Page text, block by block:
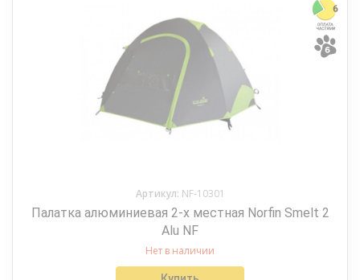
Артикул: NF-10301
Палатка алюминиевая 2-х местная Norfin Smelt 2
Alu NF
Нет в наличии